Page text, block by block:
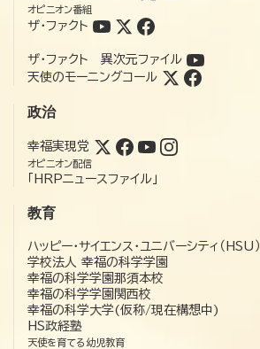
オピニオン番組
ザ・ファクト
ザ・ファクト 異次元ファイル
天使のモーニングコール
政治
幸福実現党
オピニオン配信
「HRPニュースファイル」
教育
ハッピー・サイエンス・ユニバーシティ（HSU）
学校法人 幸福の科学学園
幸福の科学学園那須本校
幸福の科学学園関西校
幸福の科学大学(仮称/現在構想中)
HS政経塾
天使を育てる幼児教育